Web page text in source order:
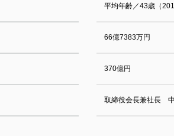
平均年齢／43歳（
66億7383万円
370億円
取締役会長兼社長